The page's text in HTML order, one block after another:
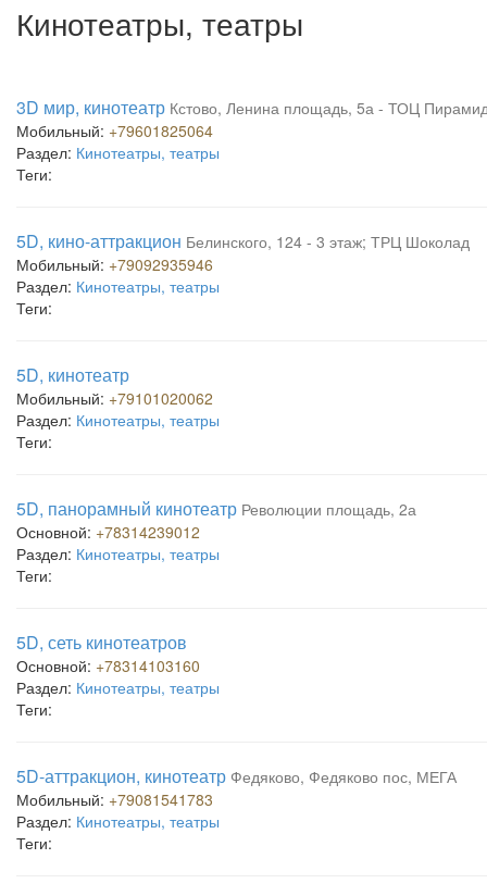
Кинотеатры, театры
3D мир, кинотеатр Кстово, Ленина площадь, 5а - ТОЦ
Мобильный: +79601825064
Раздел: Кинотеатры, театры
Теги:
5D, кино-аттракцион Белинского, 124 - 3 этаж; ТРЦ Шоколад
Мобильный: +79092935946
Раздел: Кинотеатры, театры
Теги:
5D, кинотеатр
Мобильный: +79101020062
Раздел: Кинотеатры, театры
Теги:
5D, панорамный кинотеатр Революции площадь, 2а
Основной: +78314239012
Раздел: Кинотеатры, театры
Теги:
5D, сеть кинотеатров
Основной: +78314103160
Раздел: Кинотеатры, театры
Теги:
5D-аттракцион, кинотеатр Федяково, Федяково пос, МЕГА
Мобильный: +79081541783
Раздел: Кинотеатры, театры
Теги: